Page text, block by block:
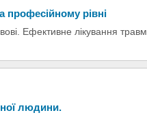
професійному рівні
Ефективне лікування травм
людини.